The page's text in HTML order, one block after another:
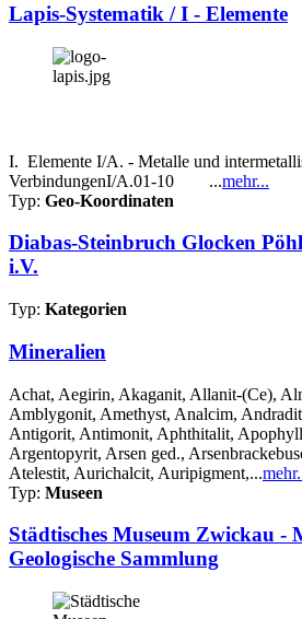
Lapis-Systematik / I - Elemente
I. Elemente I/A. - Metalle und
VerbindungenI/A.01-10 ...mehr...
Typ: Geo-Koordinaten
Diabas-Steinbruch Glocken
i.V.
Typ: Kategorien
Mineralien
Achat, Aegirin, Akaganit, Allanit-(Ce),
Amblygonit, Amethyst, Analcim,
Antigorit, Antimonit, Aphthitalit,
Argentopyrit, Arsen ged.,
Atelestit, Aurichalcit, Auripigment,...
Typ: Museen
Städtisches Museum Zwickau -
Geologische Sammlung